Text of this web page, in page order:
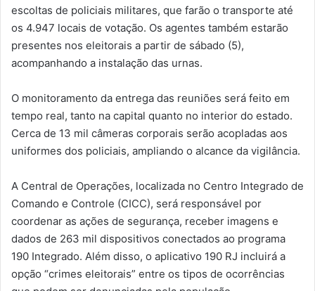
escoltas de policiais militares, que farão o transporte até
os 4.947 locais de votação. Os agentes também estarão
presentes nos eleitorais a partir de sábado (5),
acompanhando a instalação das urnas.
O monitoramento da entrega das reuniões será feito em
tempo real, tanto na capital quanto no interior do estado.
Cerca de 13 mil câmeras corporais serão acopladas aos
uniformes dos policiais, ampliando o alcance da vigilância.
A Central de Operações, localizada no Centro Integrado de
Comando e Controle (CICC), será responsável por
coordenar as ações de segurança, receber imagens e
dados de 263 mil dispositivos conectados ao programa
190 Integrado. Além disso, o aplicativo 190 RJ incluirá a
opção “crimes eleitorais” entre os tipos de ocorrências